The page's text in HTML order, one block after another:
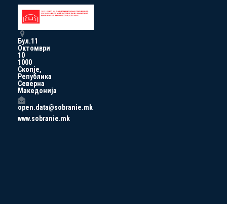
Бул.11
Октомври
10
1000
Скопје,
Република
Северна
Македонија
open.data@sobranie.mk
www.sobranie.mk